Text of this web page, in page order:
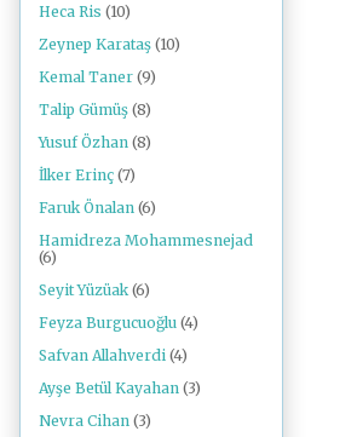
Heca Ris (10)
Zeynep Karataş (10)
Kemal Taner (9)
Talip Gümüş (8)
Yusuf Özhan (8)
İlker Erinç (7)
Faruk Önalan (6)
Hamidreza Mohammesnejad
(6)
Seyit Yüzüak (6)
Feyza Burgucuoğlu (4)
Safvan Allahverdi (4)
Ayşe Betül Kayahan (3)
Nevra Cihan (3)